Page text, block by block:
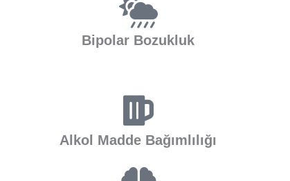
Bipolar Bozukluk
Alkol Madde Bağımlılığı